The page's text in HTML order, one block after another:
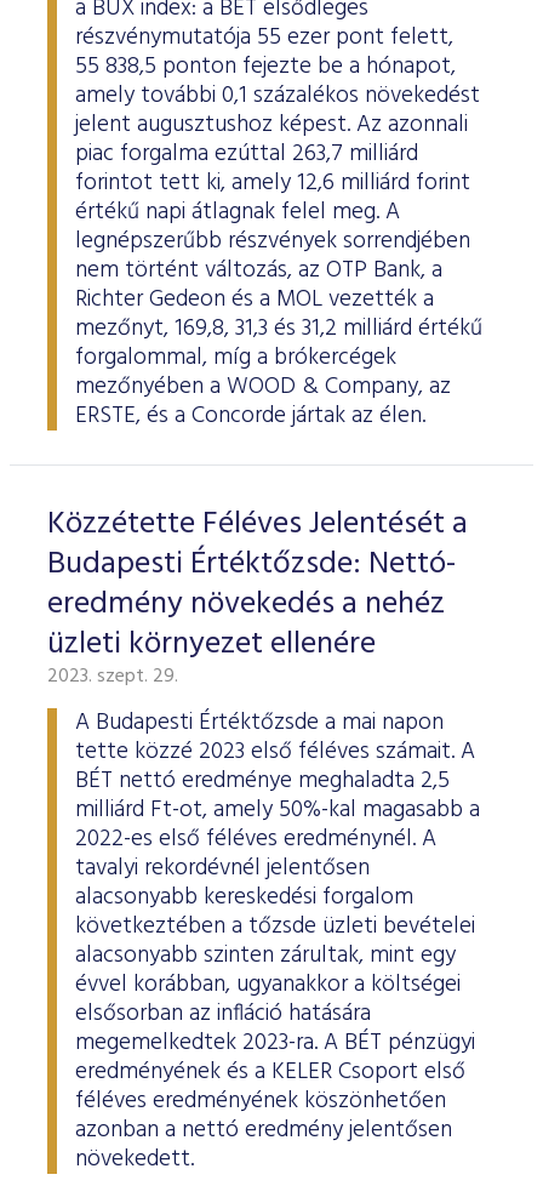
ESG Útmutató
a BUX index: a BÉT elsődleges
részvénymutatója 55 ezer pont felett,
55 838,5 ponton fejezte be a hónapot,
amely további 0,1 százalékos növekedést
jelent augusztushoz képest. Az azonnali
piac forgalma ezúttal 263,7 milliárd
forintot tett ki, amely 12,6 milliárd forint
értékű napi átlagnak felel meg. A
legnépszerűbb részvények sorrendjében
nem történt változás, az OTP Bank, a
Richter Gedeon és a MOL vezették a
mezőnyt, 169,8, 31,3 és 31,2 milliárd értékű
forgalommal, míg a brókercégek
mezőnyében a WOOD & Company, az
ERSTE, és a Concorde jártak az élen.
Közzétette Féléves Jelentését a
Budapesti Értéktőzsde: Nettó-
eredmény növekedés a nehéz
üzleti környezet ellenére
2023. szept. 29.
A Budapesti Értéktőzsde a mai napon
tette közzé 2023 első féléves számait. A
BÉT nettó eredménye meghaladta 2,5
milliárd Ft-ot, amely 50%-kal magasabb a
2022-es első féléves eredménynél. A
tavalyi rekordévnél jelentősen
alacsonyabb kereskedési forgalom
következtében a tőzsde üzleti bevételei
alacsonyabb szinten zárultak, mint egy
évvel korábban, ugyanakkor a költségei
elsősorban az infláció hatására
megemelkedtek 2023-ra. A BÉT pénzügyi
eredményének és a KELER Csoport első
féléves eredményének köszönhetően
azonban a nettó eredmény jelentősen
növekedett.